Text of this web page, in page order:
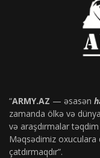
“ARMY.AZ — əsasən
zamanda ölkə və
və araşdırmalar
Məqsədimiz
çatdırmaqdır”.